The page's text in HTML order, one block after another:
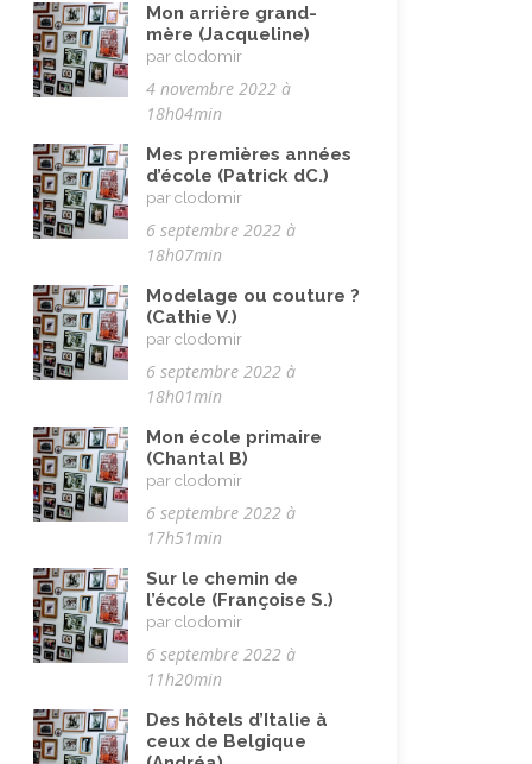
Loisirs, jeux (34)
Mai 68 (8)
Maladie, handicap (23)
Musulman.e (être) (7)
Nature, animaux (23)
Pandémie Covid 19 (4)
Racisme (10)
Religion, valeurs et éthique
Rencontres interculturelles
Retraite (4)
Rêves (12)
Solidarité (24)
Technologie (évolution) (24)
Travail (102)
(19)
Vie quotidienne (44)
Vieillissement (20)
Mon arrière grand-
mère (Jacqueline)
par clodomir
4 novembre 2022 à
18h04min
Mes premières années
d’école (Patrick dC.)
par clodomir
6 septembre 2022 à
18h07min
Modelage ou couture ?
(Cathie V.)
par clodomir
6 septembre 2022 à
18h01min
Mon école primaire
(Chantal B)
par clodomir
6 septembre 2022 à
17h51min
Sur le chemin de
l’école (Françoise S.)
par clodomir
6 septembre 2022 à
11h20min
Des hôtels d’Italie à
ceux de Belgique